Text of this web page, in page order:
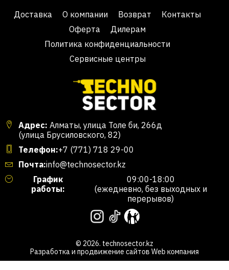
Доставка О компании Возврат
Контакты
Оферта
Дилерам
Политика конфиденциальности
Сервисные центры
Адрес: Алматы, улица Толе би, 266д
(улица Брусиловского, 82)
Телефон:+7 (771) 718 29-00
Почта:info@technosector.kz
График
работы:
09:00-18:00
(ежедневно, без выходных и
перерывов)
© 2026. technosector.kz
Разработка и продвижение сайтов Web компания